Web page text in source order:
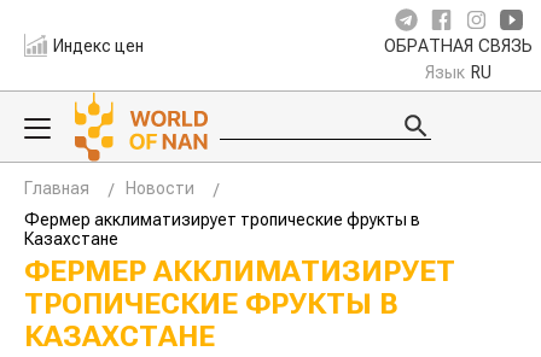
Индекс цен ОБРАТНАЯ СВЯЗЬ
Язык RU
Главная
Новости
Фермер акклиматизирует тропические фрукты в
Казахстане
ФЕРМЕР АККЛИМАТИЗИРУЕТ
ТРОПИЧЕСКИЕ ФРУКТЫ В
КАЗАХСТАНЕ